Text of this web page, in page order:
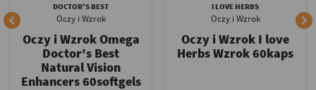

DOCTOR'S BEST
Oczy i Wzrok
Oczy i Wzrok Omega
Doctor's Best
Natural Vision
Enhancers 60softgels
I LOVE HERBS
Oczy i Wzrok
Oczy i Wzrok I love
Herbs Wzrok 60kaps
